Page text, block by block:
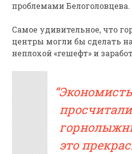
проблемами Белоголовцева.
Самое удивительное, что
центры могли бы сделать
неплохой «гешефт» и
это